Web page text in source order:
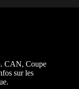
CAN, Coupe
sur les